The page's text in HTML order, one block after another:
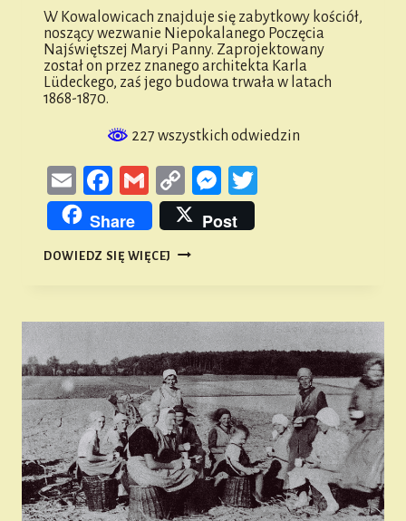
W Kowalowicach znajduje się zabytkowy kościół,
noszący wezwanie Niepokalanego Poczęcia
Najświętszej Maryi Panny. Zaprojektowany
został on przez znanego architekta Karla
Lüdeckego, zaś jego budowa trwała w latach
1868-1870.
227 wszystkich odwiedzin
EmailFacebook
GmailCopy
Link
Messenger
Share Post
DOWIEDZ SIĘ WIĘCEJ KOŚCIÓŁ
W
KOWALOWICACH